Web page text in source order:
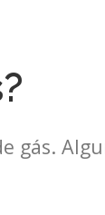
gás.